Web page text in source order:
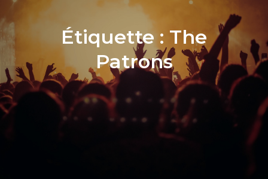
Étiquette : The
Patrons